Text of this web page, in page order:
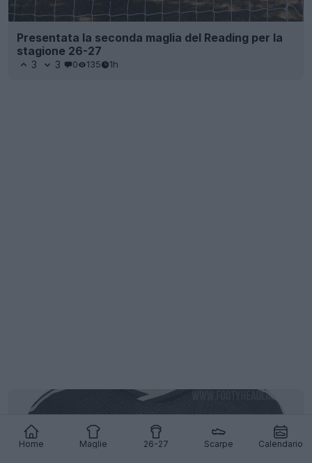
Home Maglie 26-27 Scarpe Calendario
Presentata la seconda maglia del Reading per la
stagione 26-27
3 3 0 135 1h